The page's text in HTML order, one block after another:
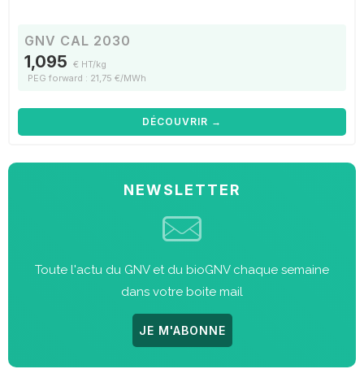
GNV CAL 2030
1,095 € HT/kg
PEG forward : 21,75 €/MWh
DÉCOUVRIR →
NEWSLETTER
Toute l'actu du GNV et du bioGNV chaque semaine
dans votre boite mail
JE M'ABONNE